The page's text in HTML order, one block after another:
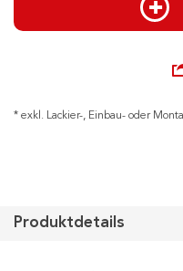
* exkl. Lackier-, Einbau- oder
Produktdetails